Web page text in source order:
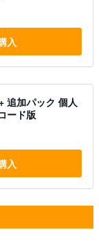
入
加パック 個人
ード版
入